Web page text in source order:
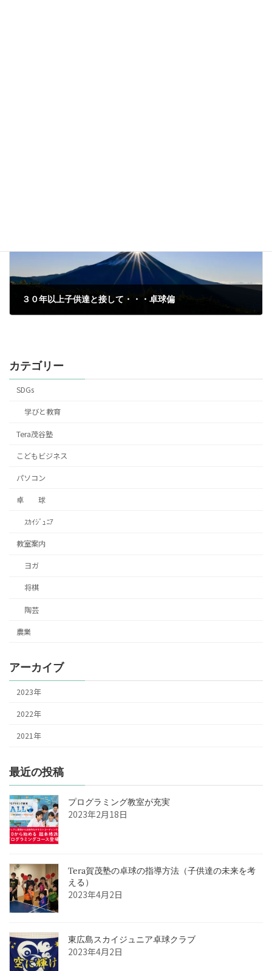
３０年以上子供達と接して・・・卓球偏
カテゴリー
SDGs
学びと教育
Tera茂谷塾
こどもビジネス
パソコン
卓 球
ｽｶｲｼﾞｭﾆｱ
教室案内
ヨガ
将棋
陶芸
農業
アーカイブ
2023年
2022年
2021年
最近の投稿
プログラミング教室が充実
2023年2月18日
Tera賀茂塾の卓球の指導方法（子供達の未来を考
える）
2023年4月2日
東広島スカイジュニア卓球クラブ
2023年4月2日